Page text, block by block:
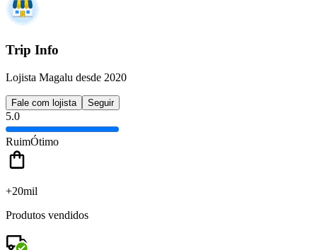
Trip Info
Lojista Magalu desde 2020
Fale com lojista Seguir
5.0
RuimÓtimo
+20mil
Produtos vendidos